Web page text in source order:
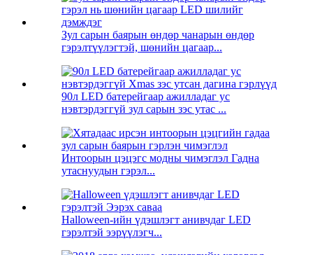
Зул сарын баярын өндөр чанарын өндөр
гэрэлтүүлэгтэй, шөнийн цагаар...
90л LED батерейгаар ажилладаг ус
нэвтэрдэггүй зул сарын зэс утас ...
Интоорын цэцэгс модны чимэглэл Гадна
утаснуудын гэрэл...
Halloween-ийн үдэшлэгт анивчдаг LED
гэрэлтэй ээрүүлэгч...